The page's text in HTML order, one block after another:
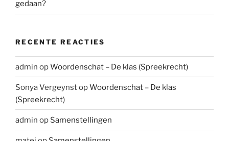
gedaan?
RECENTE REACTIES
admin opWoordenschat – De klas (Spreekrecht)
Sonya VergeynstopWoordenschat – De klas
(Spreekrecht)
admin op Samenstellingen